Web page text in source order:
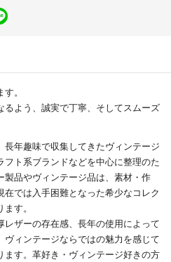
。
よう、誠実で丁寧、そしてスムーズ
年趣味で収集してきたヴィンテージ
ト系ブランドなどを中心に整理のた
品やヴィンテージ品は、素材・作
では入手困難となった希少なコレク
す。
ザーの存在感、長年の使用によって
ィンテージならではの魅力を感じて
す。革好き・ヴィンテージ好きの方